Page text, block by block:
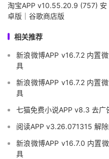
淘宝APP v10.55.20.9 (757) 安
卓版｜谷歌商店版
相关推荐
新浪微博APP v16.7.2 内置
具
新浪微博APP v16.7.2 内置
具
七猫免费小说APP v8.3 去广
阅读APP v3.26.071315 解
新浪微博APP v16.7.0 内置
具